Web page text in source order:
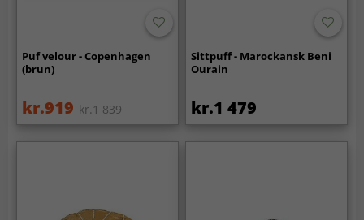
Puf velour - Copenhagen
(brun)
kr.919 kr.1 839
Sittpuff - Marockansk Beni
Ourain
kr.1 479